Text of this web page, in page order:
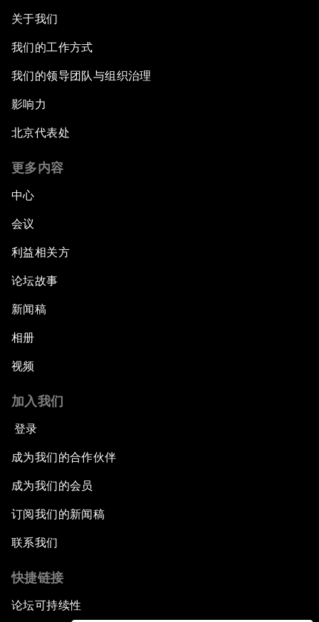
关于我们
我们的工作方式
我们的领导团队与组织治理
影响力
北京代表处
更多内容
中心
会议
利益相关方
论坛故事
新闻稿
相册
视频
加入我们
登录
成为我们的合作伙伴
成为我们的会员
订阅我们的新闻稿
联系我们
快捷链接
论坛可持续性